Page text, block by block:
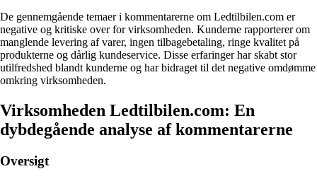
De gennemgående temaer i kommentarerne om Ledtilbilen.com er
negative og kritiske over for virksomheden. Kunderne rapporterer om
manglende levering af varer, ingen tilbagebetaling, ringe kvalitet på
produkterne og dårlig kundeservice. Disse erfaringer har skabt stor
utilfredshed blandt kunderne og har bidraget til det negative omdømme
omkring virksomheden.
Virksomheden Ledtilbilen.com: En
dybdegående analyse af kommentarerne
Oversigt